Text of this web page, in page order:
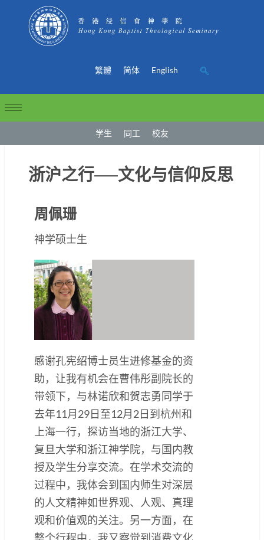
繁體 简体 English
学生 同工 校友
浙沪之行──文化与信仰反思
周佩珊
神学硕士生
感谢孔宪绍博士员生进修基金的资
助，让我有机会在曹伟彤副院长的
带领下，与林诺欣和贺志勇同学于
去年11月29日至12月2日到杭州和
上海一行，探访当地的浙江大学、
复旦大学和浙江神学院，与国内教
授及学生分享交流。在学术交流的
过程中，我体会到国内师生对深层
的人文精神如世界观、人观、真理
观和价值观的关注。另一方面，在